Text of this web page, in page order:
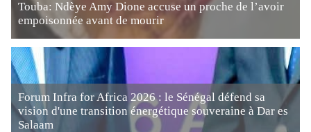
Touba: Ndèye Amy Dione accuse un proche de l’avoir
empoisonnée avant de mourir
Forum Infra for Africa 2026 : le Sénégal défend sa
vision d'une transition énergétique souveraine à Dar es
Salaam